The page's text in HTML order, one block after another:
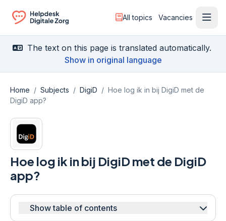
Ga naar de homepagina
All topics Vacancies
The text on this page is translated automatically.
Show in original language
Home / Subjects / DigiD / Hoe log ik in bij DigiD met de
DigiD app?
Hoe log ik in bij DigiD met de DigiD
app?
Show table of contents